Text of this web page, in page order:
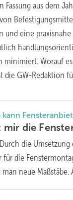
Fassung aus dem
und eine
minimiert. Worauf
die GW-Redaktion
kann
mir die
Durch die
für die
man neue